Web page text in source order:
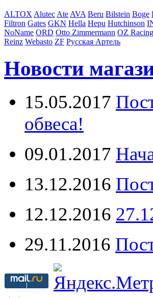
ALTOX Alutec Ate AVA Beru Bilstein Boge
Filtron Gates GKN Hella Hepu Hutchinson
NoName ORD Otto Zimmermann OZ Racing
Reinz Webasto ZF Русская Артель
Новости
15.05.2017
обвеса!
09.01.2017
13.12.2016
12.12.2016
29.11.2016